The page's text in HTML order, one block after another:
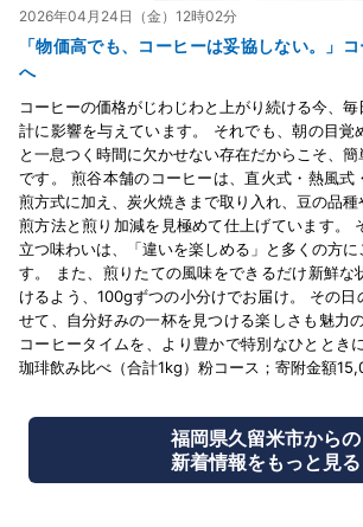
2026年04月24日（金）12時02分
「物価高でも、コーヒーは妥協しない。」
へ
コーヒーの価格がじわじわと上がり続ける今、
計に影響を与えています。 それでも、朝の目覚
と一息つく時間に欠かせない存在だからこそ、
です。 煎谷本舗のコーヒーは、直火式・熱風式
煎方式に加え、炭火焼きまで取り入れ、豆の品
煎方法と煎り加減を見極めて仕上げています。
立つ味わいは、「違いを楽しめる」と多くの方に
す。 また、煎りたての風味をできるだけ新鮮な
けるよう、100gずつの小分けでお届け。 その日
せて、自分好みの一杯を見つける楽しさも魅力
コーヒータイムを、より豊かで特別なひととき
珈琲飲み比べ（合計1kg）粉コース；寄附金額
福岡県久留米市からの
新着情報をもっと見る